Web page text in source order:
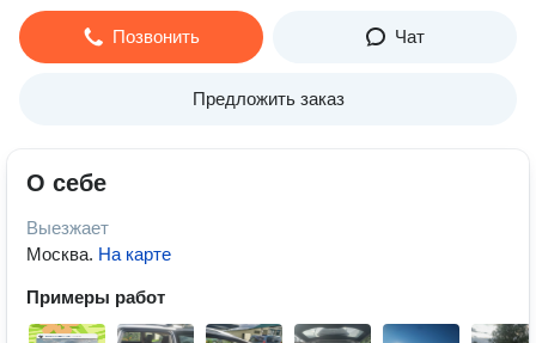
Позвонить Чат
Предложить заказ
О себе
Выезжает
Москва. На карте
Примеры работ